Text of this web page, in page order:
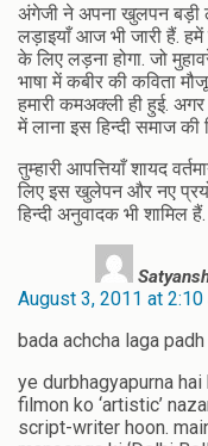
अंगेजी ने अपना खुलपन बड़ी
लड़ाइयाँ आज भी जारी हैं.
के लिए लड़ना होगा. जो
भाषा में कबीर की कविता
हमारी कमअक्ली ही हुई.
में लाना इस हिन्दी समाज की
तुम्हारी आपत्तियाँ शायद
लिए इस खुलेपन और नए
हिन्दी अनुवादक भी शामिल हैं.
August 3, 2011 at 2:10
bada achcha laga
ye durbhagyapurna hai
filmon ko ‘artistic’
script-writer hoon.